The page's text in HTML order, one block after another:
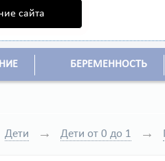
сайта
БЕРЕМЕННОСТЬ
Дети Дети от 0 до 1